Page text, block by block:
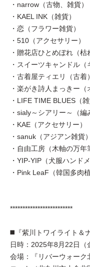
・narrow（古物、雑貨）
・KAEL INK（雑貨）
・恋（フラワー雑貨）
・510（アクセサリー）
・贈花店ひとめぼれ（枯
・スイーツキャンドル（
・古着屋ティエリ（古着）
・楽がき詩人まっきー（
・LIFE TIME BLUES（雑
・sialy～シアリー～（編
・KAE（アクセサリー）
・sanuk（アジアン雑貨）
・自由工房（木軸の万年
・YIP-YIP（犬服ハンドメ
・Pink LeaF（韓国多肉植
*************************
◼️『紫川トワイライト＆
日時：2025年8月22日
会場：『リバーウォーク